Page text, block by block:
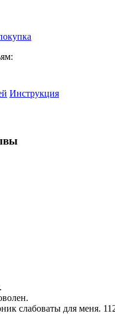
Инструкция
слабоваты для меня.